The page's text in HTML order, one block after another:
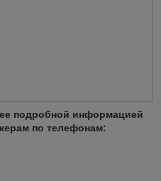
подробной информацией
по телефонам: